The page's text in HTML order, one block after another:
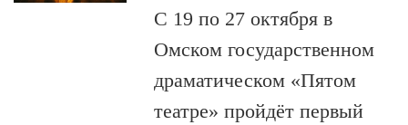
С 19 по 27 октября в
Омском государственном
драматическом «Пятом
театре» пройдёт первый